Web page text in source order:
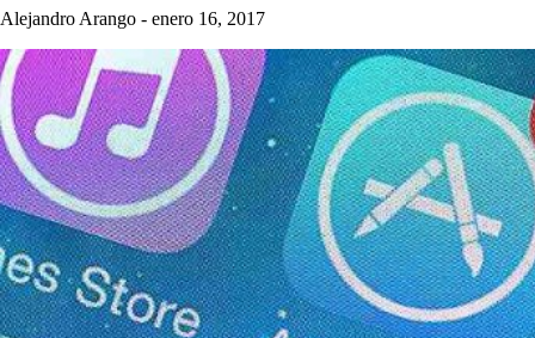
Alejandro Arango - enero 16, 2017